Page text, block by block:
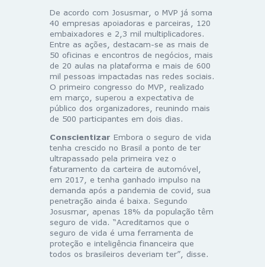
De acordo com Josusmar, o MVP já soma
40 empresas apoiadoras e parceiras, 120
embaixadores e 2,3 mil multiplicadores.
Entre as ações, destacam-se as mais de
50 oficinas e encontros de negócios, mais
de 20 aulas na plataforma e mais de 600
mil pessoas impactadas nas redes sociais.
O primeiro congresso do MVP, realizado
em março, superou a expectativa de
público dos organizadores, reunindo mais
de 500 participantes em dois dias.
Conscientizar Embora o seguro de vida
tenha crescido no Brasil a ponto de ter
ultrapassado pela primeira vez o
faturamento da carteira de automóvel,
em 2017, e tenha ganhado impulso na
demanda após a pandemia de covid, sua
penetração ainda é baixa. Segundo
Josusmar, apenas 18% da população têm
seguro de vida. “Acreditamos que o
seguro de vida é uma ferramenta de
proteção e inteligência financeira que
todos os brasileiros deveriam ter”, disse.